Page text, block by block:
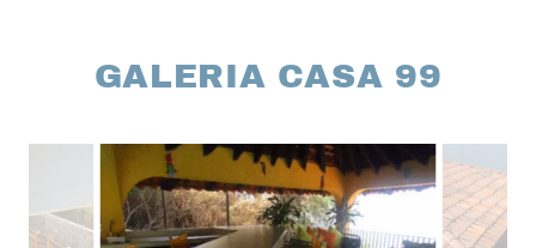
GALERIA CASA 99